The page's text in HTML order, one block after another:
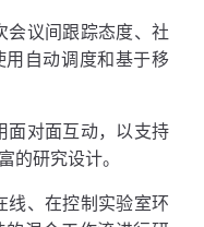
会议间跟踪态度、社
自动调度和基于移
面对面互动，以支持
的研究设计。
线、在控制实验室环